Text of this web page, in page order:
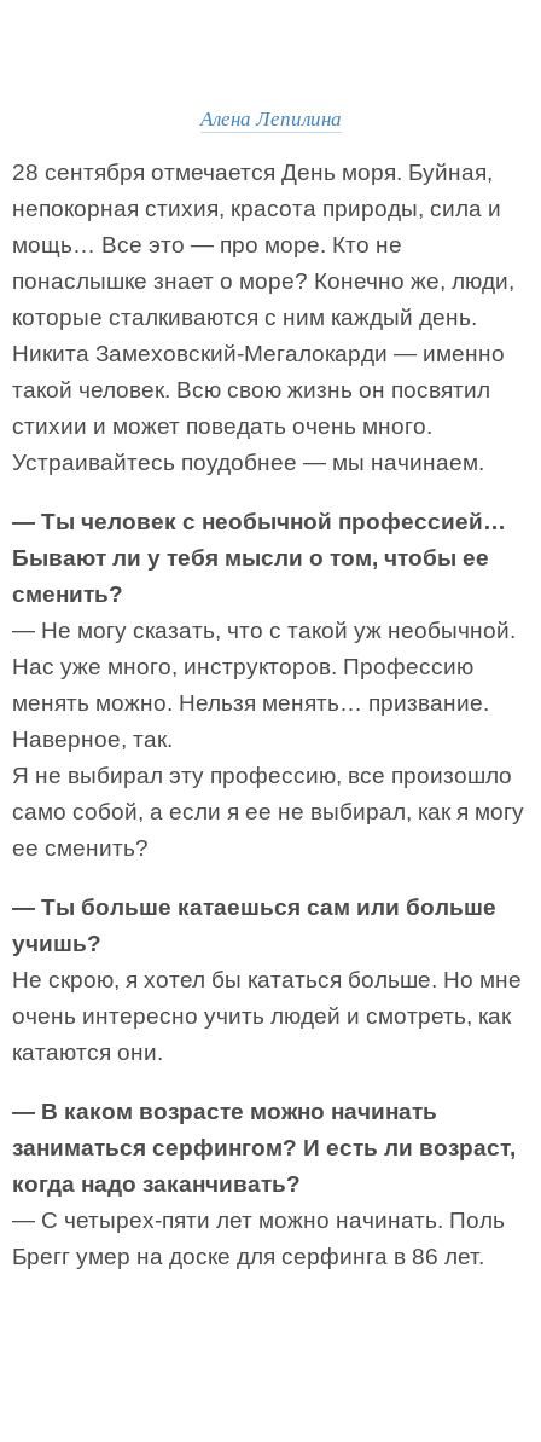
Алена Лепилина
28 сентября отмечается День моря. Буйная,
непокорная стихия, красота природы, сила и
мощь… Все это — про море. Кто не
понаслышке знает о море? Конечно же, люди,
которые сталкиваются с ним каждый день.
Никита Замеховский-Мегалокарди — именно
такой человек. Всю свою жизнь он посвятил
стихии и может поведать очень много.
Устраивайтесь поудобнее — мы начинаем.
— Ты человек с необычной профессией…
Бывают ли у тебя мысли о том, чтобы ее
сменить?
— Не могу сказать, что с такой уж необычной.
Нас уже много, инструкторов. Профессию
менять можно. Нельзя менять… призвание.
Наверное, так.
Я не выбирал эту профессию, все произошло
само собой, а если я ее не выбирал, как я могу
ее сменить?
— Ты больше катаешься сам или больше
учишь?
Не скрою, я хотел бы кататься больше. Но мне
очень интересно учить людей и смотреть, как
катаются они.
— В каком возрасте можно начинать
заниматься серфингом? И есть ли возраст,
когда надо заканчивать?
— С четырех-пяти лет можно начинать. Поль
Брегг умер на доске для серфинга в 86 лет.